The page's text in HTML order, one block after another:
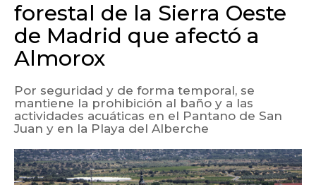
forestal de la Sierra Oeste
de Madrid que afectó a
Almorox
Por seguridad y de forma temporal, se
mantiene la prohibición al baño y a las
actividades acuáticas en el Pantano de San
Juan y en la Playa del Alberche